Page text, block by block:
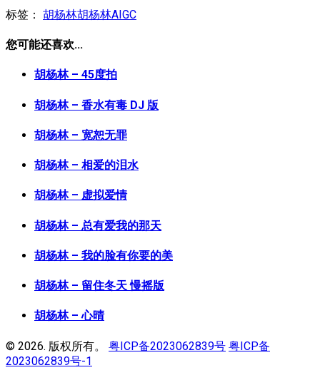
标签： 胡杨林胡杨林AIGC
您可能还喜欢...
胡杨林 – 45度拍
胡杨林 – 香水有毒 DJ 版
胡杨林 – 宽恕无罪
胡杨林 – 相爱的泪水
胡杨林 – 虚拟爱情
胡杨林 – 总有爱我的那天
胡杨林 – 我的脸有你要的美
胡杨林 – 留住冬天 慢摇版
胡杨林 – 心晴
© 2026. 版权所有。 粤ICP备2023062839号 粤ICP备
2023062839号-1